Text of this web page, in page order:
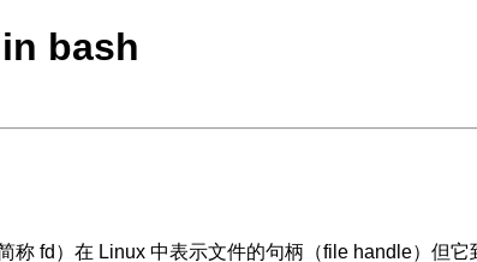
bash
称 fd）在 Linux 中表示文件的句柄（file handle）但它